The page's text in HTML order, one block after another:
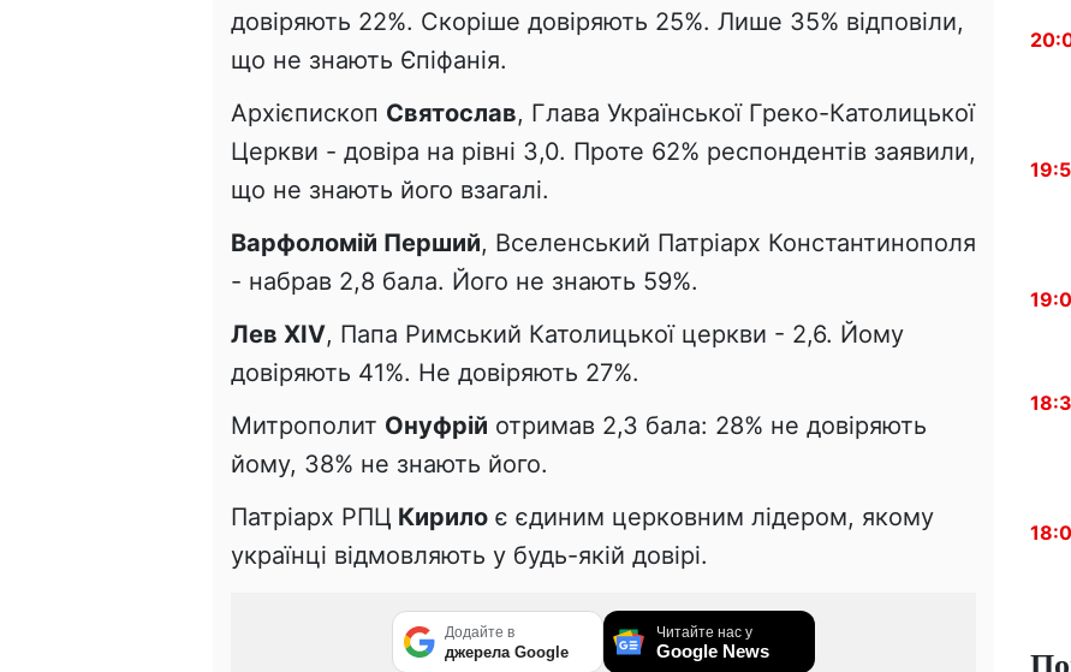
довіряють 22%. Скоріше довіряють 25%. Лише 35% відповіли,
що не знають Єпіфанія.
Архієпископ Святослав, Глава Української Греко-Католицької
Церкви - довіра на рівні 3,0. Проте 62% респондентів заявили,
що не знають його взагалі.
Варфоломій Перший, Вселенський Патріарх Константинополя
- набрав 2,8 бала. Його не знають 59%.
Лев XIV, Папа Римський Католицької церкви - 2,6. Йому
довіряють 41%. Не довіряють 27%.
Митрополит Онуфрій отримав 2,3 бала: 28% не довіряють
йому, 38% не знають його.
Патріарх РПЦ Кирило є єдиним церковним лідером, якому
українці відмовляють у будь-якій довірі.
Додайте в
джерела Google
Читайте нас у
Google News